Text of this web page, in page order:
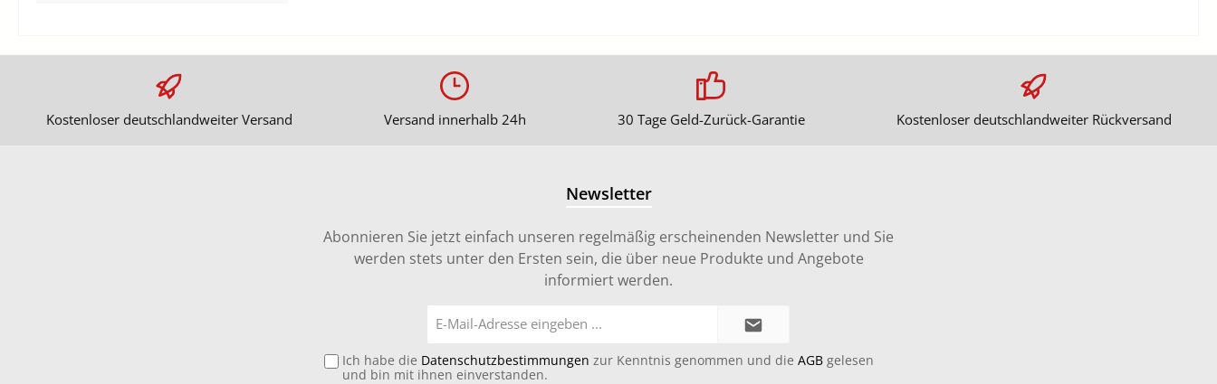
Kostenloser deutschlandweiter Versand Versand innerhalb 24h 30 Tage Geld-Zurück-Garantie Kostenloser deutschlandweiter Rückversand
Newsletter
Abonnieren Sie jetzt einfach unseren regelmäßig erscheinenden Newsletter und Sie
werden stets unter den Ersten sein, die über neue Produkte und Angebote
informiert werden.
Mail-
Ich habe die Datenschutzbestimmungen zur Kenntnis genommen und die AGB gelesen
und bin mit ihnen einverstanden.